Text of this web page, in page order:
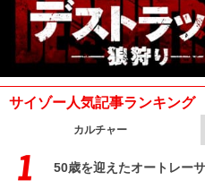
サイゾー人気記事ランキング
カルチャー
50歳を迎えたオートレー